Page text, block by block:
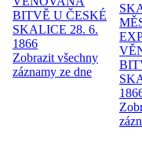
BITVĚ U ČESKÉ
SKALICE 28. 6.
1866
Zobrazit všechny
záznamy ze dne